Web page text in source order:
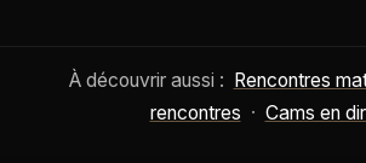
À découvrir aussi : Rencontres
rencontres · Cams en